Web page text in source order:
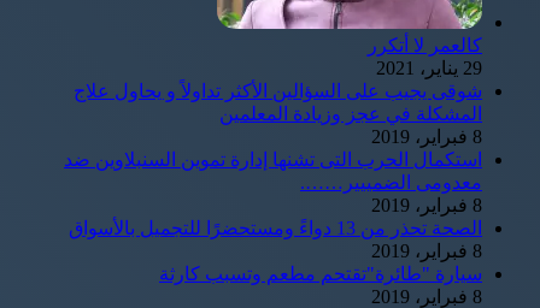
كالعمر لا أتكرر
29 يناير، 2021
شوقى يجيب على السؤالين الأكثر تداولاً و يحاول علاج
المشكلة في عجز وزيادة المعلمين
8 فبراير، 2019
استكمال الحرب التى تشنها إدارة تموين السنبلاوين ضد
معدومى الضمييير…….
8 فبراير، 2019
الصحة تحذر من 13 دواءً ومستحضرًا للتجميل بالأسواق
8 فبراير، 2019
سيارة "طائرة"تقتحم مطعم وتسبب كارثة
8 فبراير، 2019